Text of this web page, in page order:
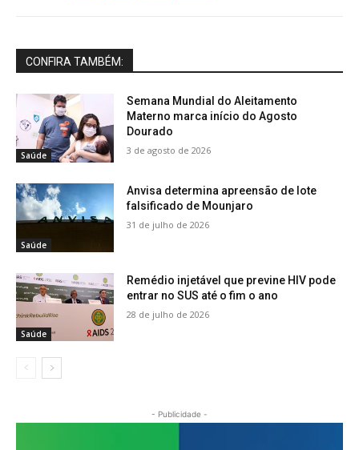
CONFIRA TAMBÉM:
Saúde
Semana Mundial do Aleitamento
Materno marca início do Agosto
Dourado
3 de agosto de 2026
Saúde
Anvisa determina apreensão de lote
falsificado de Mounjaro
31 de julho de 2026
Saúde
Remédio injetável que previne HIV pode
entrar no SUS até o fim o ano
28 de julho de 2026
- Publicidade -